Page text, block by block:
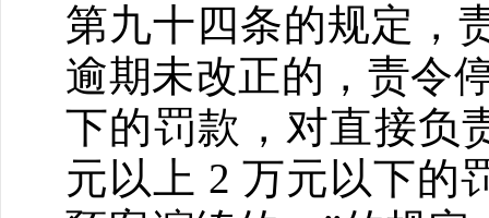
第九十四条的规定，
逾期未改正的，责令
下的罚款，对直接负
元以上 2 万元以下